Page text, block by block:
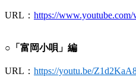
URL： https://
○「富岡小唄」編
URL： https://youtu.be/